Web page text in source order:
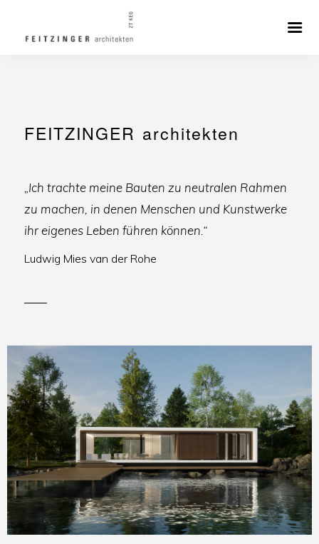
FEITZINGER architekten
„Ich trachte meine Bauten zu neutralen Rahmen
zu machen, in denen Menschen und Kunstwerke
ihr eigenes Leben führen können.“
Ludwig Mies van der Rohe